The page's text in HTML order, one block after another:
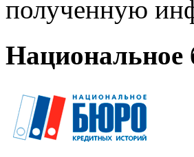
полученную
Национальное